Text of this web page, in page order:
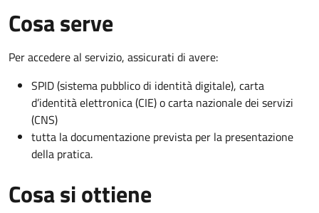
Cosa serve
Per accedere al servizio, assicurati di avere:
SPID (sistema pubblico di identità digitale), carta
d’identità elettronica (CIE) o carta nazionale dei servizi
(CNS)
tutta la documentazione prevista per la presentazione
della pratica.
Cosa si ottiene